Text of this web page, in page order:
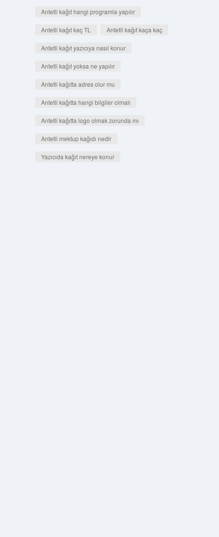
Antetli kağıt hangi programla yapılır
Antetli kağıt kaç TL Antetli kağıt kaça kaç
Antetli kağıt yazıcıya nasıl konur
Antetli kağıt yoksa ne yapılır
Antetli kağıtta adres olur mu
Antetli kağıtta hangi bilgiler olmalı
Antetli kağıtta logo olmak zorunda mı
Antetli mektup kağıdı nedir
Yazıcıda kağıt nereye konur